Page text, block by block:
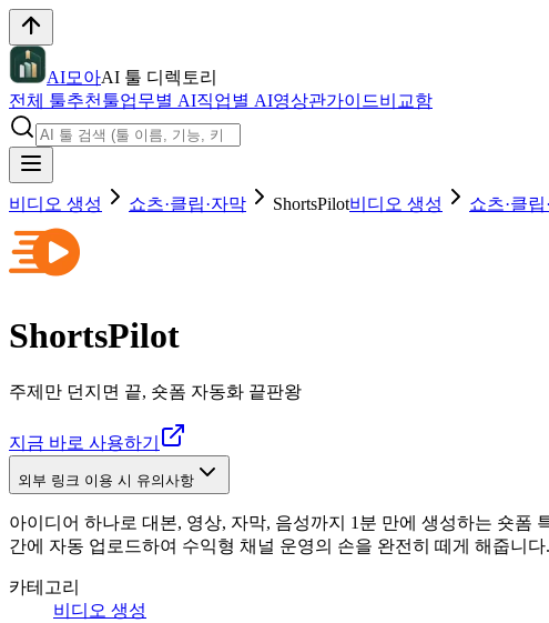
AI모아AI 툴 디렉토리
전체 툴추천툴업무별 AI직업별 AI영상관가이드비교함
비디오 생성 쇼츠·클립·자막 ShortsPilot비디오 생성 쇼츠·클립
ShortsPilot
주제만 던지면 끝, 숏폼 자동화 끝판왕
지금 바로 사용하기
외부 링크 이용 시 유의사항
아이디어 하나로 대본, 영상, 자막, 음성까지 1분 만에 생성하는 숏폼
간에 자동 업로드하여 수익형 채널 운영의 손을 완전히 떼게 해줍니다.
카테고리
비디오 생성